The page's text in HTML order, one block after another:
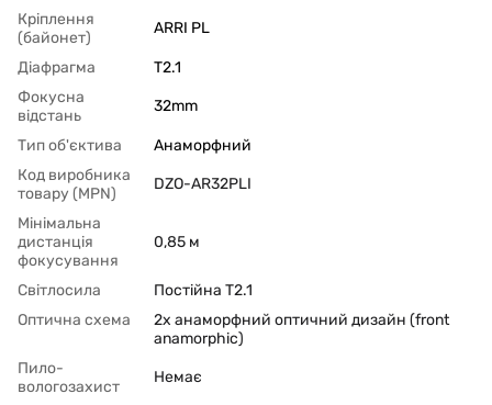
Кріплення
(байонет)
ARRI PL
Діафрагма
T2.1
Фокусна
відстань
32mm
Тип об'єктива
Анаморфний
Код виробника
товару (MPN)
DZO-AR32PLI
Мінімальна
дистанція
фокусування
0,85 м
Світлосила
Постійна T2.1
Оптична схема
2x анаморфний оптичний дизайн (front
anamorphic)
Пило-
вологозахист
Немає